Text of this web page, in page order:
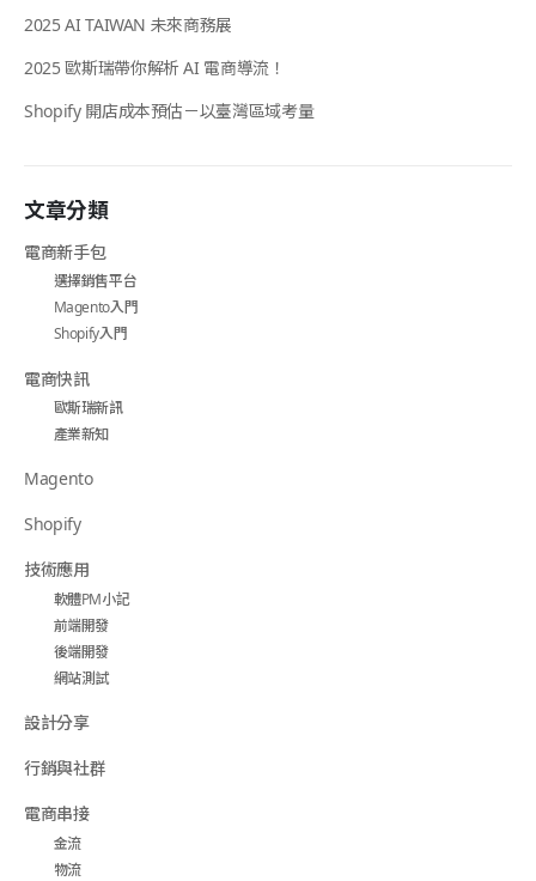
2025 AI TAIWAN 未來商務展
2025 歐斯瑞帶你解析 AI 電商導流！
Shopify 開店成本預估－以臺灣區域考量
文章分類
電商新手包
選擇銷售平台
Magento入門
Shopify入門
電商快訊
歐斯瑞新訊
產業新知
Magento
Shopify
技術應用
軟體PM小記
前端開發
後端開發
網站測試
設計分享
行銷與社群
電商串接
金流
物流